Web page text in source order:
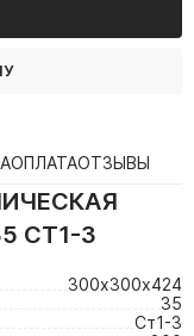
ОПЛАТАОТЗЫВЫ
СТ1-3
300х300х424
35
Ст1-3